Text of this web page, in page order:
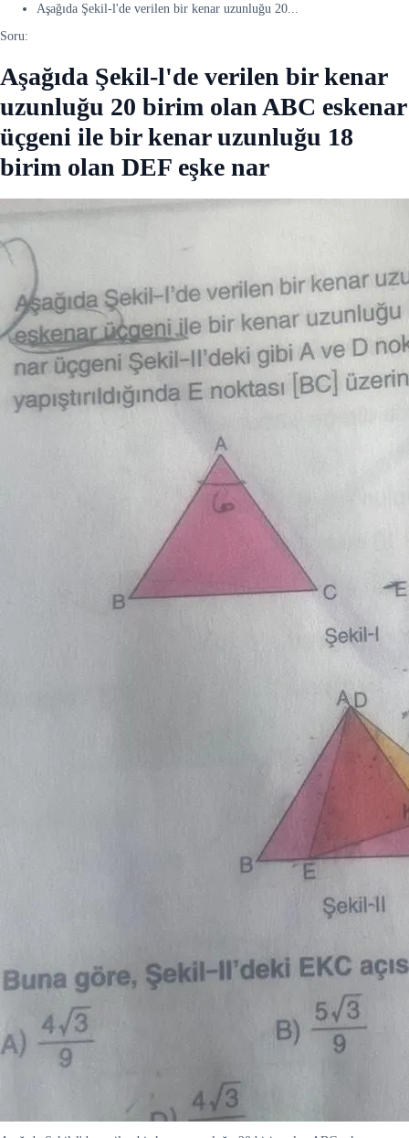
Aşağıda Şekil-l'de verilen bir kenar uzunluğu 20...
Soru:
Aşağıda Şekil-l'de verilen bir kenar
uzunluğu 20 birim olan ABC eskenar
üçgeni ile bir kenar uzunluğu 18
birim olan DEF eşke nar